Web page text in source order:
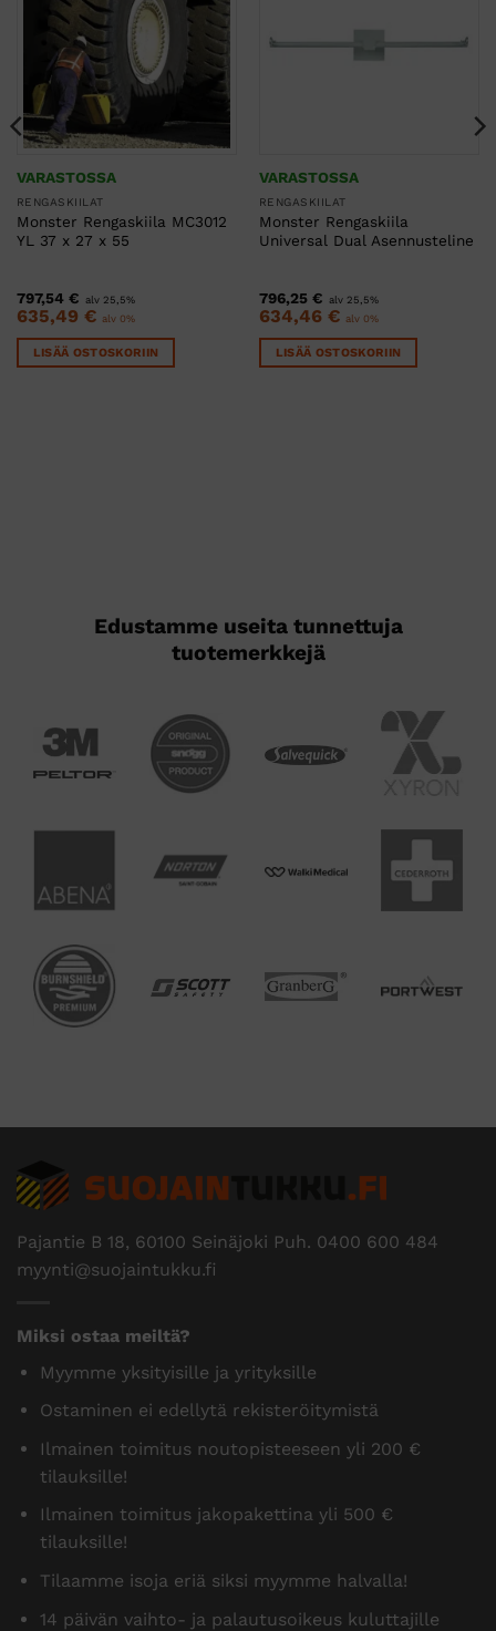
VARASTOSSA
RENGASKIILAT
Monster Rengaskiila MC3012
YL 37 x 27 x 55
797,54 € alv 25,5%
635,49 € alv 0%
LISÄÄ OSTOSKORIIN
VARASTOSSA
RENGASKIILAT
Monster Rengaskiila
Universal Dual Asennusteline
796,25 € alv 25,5%
634,46 € alv 0%
LISÄÄ OSTOSKORIIN
Edustamme useita tunnettuja
tuotemerkkejä
Pajantie B 18, 60100 Seinäjoki Puh. 0400 600 484
myynti@suojaintukku.fi
Miksi ostaa meiltä?
Myymme yksityisille ja yrityksille
Ostaminen ei edellytä rekisteröitymistä
Ilmainen toimitus noutopisteeseen yli 200 €
tilauksille!
Ilmainen toimitus jakopakettina yli 500 €
tilauksille!
Tilaamme isoja eriä siksi myymme halvalla!
14 päivän vaihto- ja palautusoikeus kuluttajille